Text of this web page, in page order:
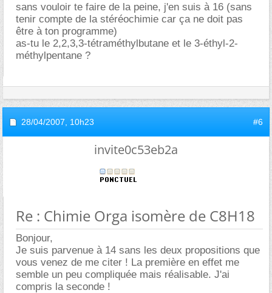
sans vouloir te faire de la peine, j'en suis à 16 (sans
tenir compte de la stéréochimie car ça ne doit pas
être à ton programme)
as-tu le 2,2,3,3-tétraméthylbutane et le 3-éthyl-2-
méthylpentane ?
28/04/2007, 10h23 #6
invite0c53eb2a
Re : Chimie Orga isomère de C8H18
Bonjour,
Je suis parvenue à 14 sans les deux propositions que
vous venez de me citer ! La première en effet me
semble un peu compliquée mais réalisable. J'ai
compris la seconde !